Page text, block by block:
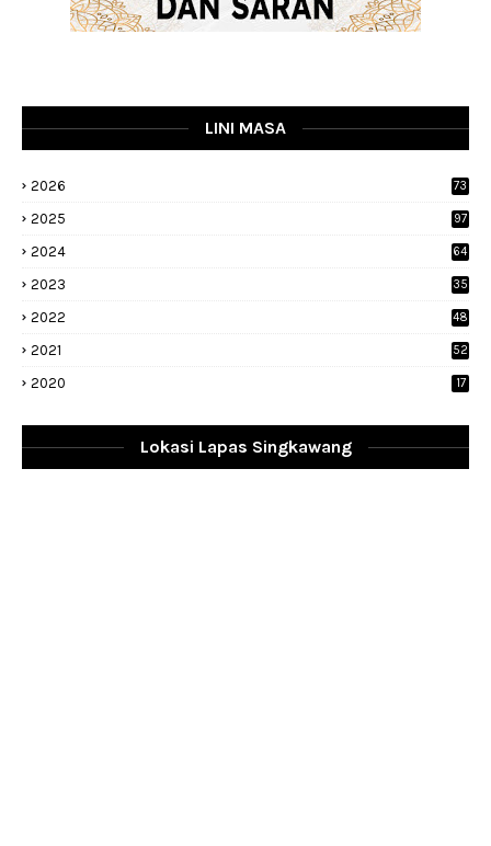
LINI MASA
2026 73
2025 97
2024 64
2023
35
2022
48
2021 52
2020 17
Lokasi Lapas Singkawang